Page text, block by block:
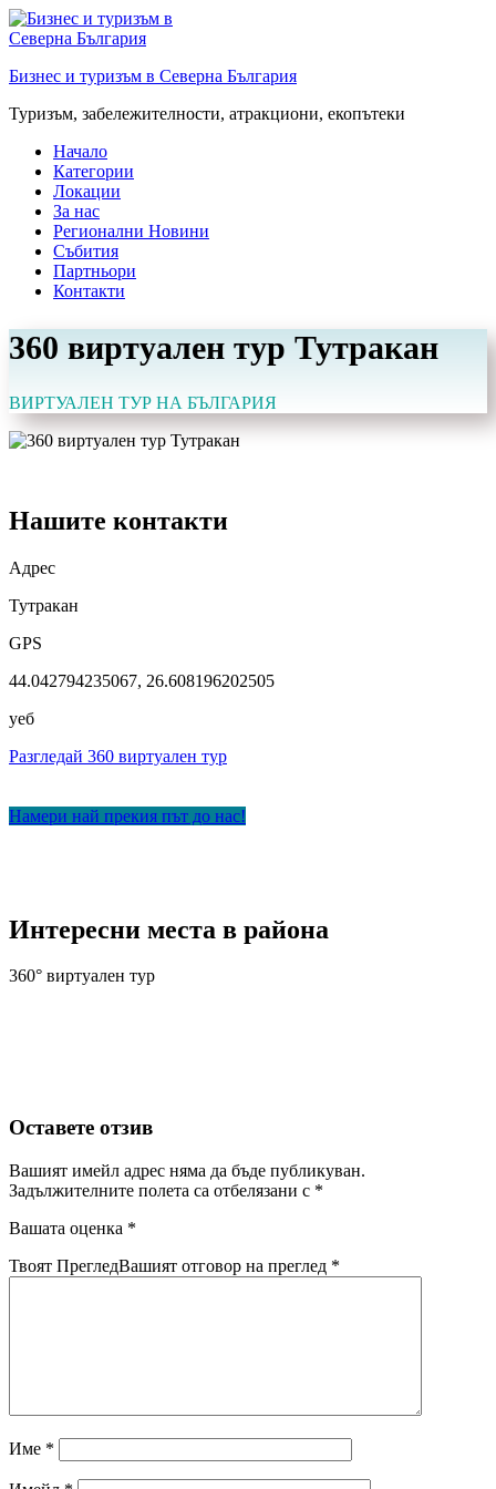
Преминете
към
Бизнес и туризъм в Северна България
Туризъм, забележителности, атракциони, екопътеки
Начало
Категории
Локации
За нас
Регионални Новини
Събития
Партньори
Контакти
360 виртуален тур Тутракан
ВИРТУАЛЕН ТУР НА БЪЛГАРИЯ
Нашите контакти
Адрес
Тутракан
GPS
44.042794235067, 26.608196202505
уеб
Разгледай 360 виртуален тур
Намери най прекия път до нас!
Интересни места в района
360° виртуален тур
Оставете отзив
Вашият имейл адрес няма да бъде публикуван.
Задължителните полета са отбелязани с *
Вашата оценка *
Твоят ПрегледВашият отговор на преглед *
Име *